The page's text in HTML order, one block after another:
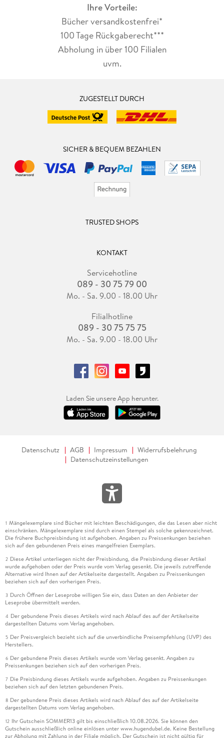
Ihre Vorteile:
Bücher versandkostenfrei*
100 Tage Rückgaberecht***
Abholung in über 100 Filialen
uvm.
ZUGESTELLT DURCH
SICHER & BEQUEM BEZAHLEN
TRUSTED SHOPS
KONTAKT
Servicehotline
089 - 30 75 79 00
Mo. - Sa. 9.00 - 18.00 Uhr
Filialhotline
089 - 30 75 75 75
Mo. - Sa. 9.00 - 18.00 Uhr
Laden Sie unsere App herunter.
Datenschutz AGB Impressum
Widerrufsbelehrung
Datenschutzeinstellungen
1 Mängelexemplare sind Bücher mit leichten Beschädigungen, die das Lesen aber nicht
einschränken. Mängelexemplare sind durch einen Stempel als solche gekennzeichnet.
Die frühere Buchpreisbindung ist aufgehoben. Angaben zu Preissenkungen beziehen
sich auf den gebundenen Preis eines mangelfreien Exemplars.
2 Diese Artikel unterliegen nicht der Preisbindung, die Preisbindung dieser Artikel
wurde aufgehoben oder der Preis wurde vom Verlag gesenkt. Die jeweils zutreffende
Alternative wird Ihnen auf der Artikelseite dargestellt. Angaben zu Preissenkungen
beziehen sich auf den vorherigen Preis.
3 Durch Öffnen der Leseprobe willigen Sie ein, dass Daten an den Anbieter der
Leseprobe übermittelt werden.
4 Der gebundene Preis dieses Artikels wird nach Ablauf des auf der Artikelseite
dargestellten Datums vom Verlag angehoben.
5 Der Preisvergleich bezieht sich auf die unverbindliche Preisempfehlung (UVP) des
Herstellers.
6 Der gebundene Preis dieses Artikels wurde vom Verlag gesenkt. Angaben zu
Preissenkungen beziehen sich auf den vorherigen Preis.
7 Die Preisbindung dieses Artikels wurde aufgehoben. Angaben zu Preissenkungen
beziehen sich auf den letzten gebundenen Preis.
8 Der gebundene Preis dieses Artikels wird nach Ablauf des auf der Artikelseite
dargestellten Datums vom Verlag angehoben.
12 Ihr Gutschein SOMMER13 gilt bis einschließlich 10.08.2026. Sie können den
Gutschein ausschließlich online einlösen unter www.hugendubel.de. Keine Bestellung
zur Abholung mit Zahlung in der Filiale möglich. Der Gutschein ist nicht gültig für